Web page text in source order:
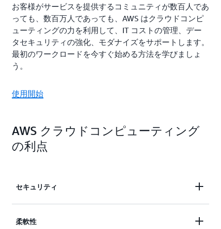
お客様がサービスを提供するコミュニティが数百人であ
っても、数百万人であっても、AWS はクラウドコンピ
ューティングの力を利用して、IT コストの管理、デー
タセキュリティの強化、モダナイズをサポートします。
最初のワークロードを今すぐ始める方法を学びましょ
う。
使用開始
AWS クラウドコンピューティング
の利点
セキュリティ
専門家は、オンプレミスのインフラストラクチャに
柔軟性